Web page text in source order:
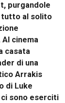
purgandole
tutto al solito
cinema
casata
di una
Arrakis
di Luke
ci sono eserciti